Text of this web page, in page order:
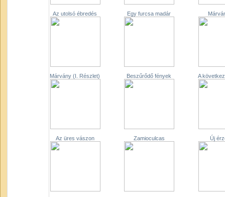
Az utolsó ébredés Egy furcsa madár
Márvány (I. Részlet) Beszűrődő fények A
Az üres vászon Zamioculcas Új